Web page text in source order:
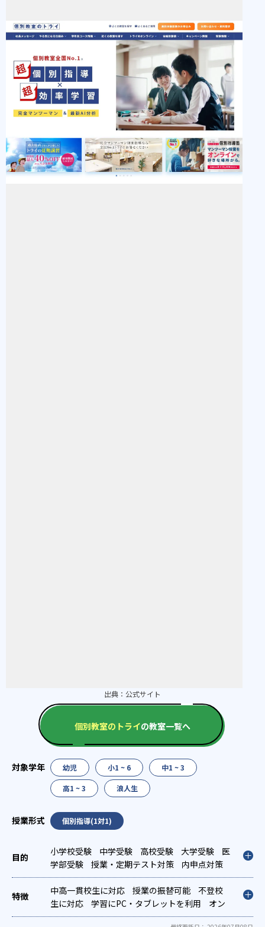
出典： 公式サイト
個別教室のトライの教室一覧へ
幼児 小1 ~ 6 中1 ~ 3
高1 ~ 3 浪人生
個別指導(1対1)
小学校受験 中学受験 高校受験 大学受験
医
学部受験
授業・定期テスト対策
内申点対策
学習習慣の定着
総合型選抜(旧AO)対策
推薦
入試対策
学校別特化対策 国公立大対策
私大
対策
共通テスト対策 英検(英語検定)対策
漢
検(漢字検定)対策
数学特化対策
英語・英会話
中高一貫校生に対応 授業の振替可能
不登校
生に対応
学習にPC・タブレットを利用
オン
ライン対応
1科目から受講可能
季節講習のみ